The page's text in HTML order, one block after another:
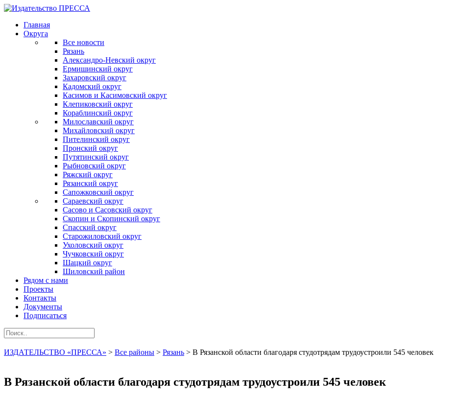
Главная
Округа
Все новости
Рязань
Александро-Невский округ
Ермишинский округ
Захаровский округ
Кадомский округ
Касимов и Касимовский округ
Клепиковский округ
Кораблинский округ
Милославский округ
Михайловский округ
Пителинский округ
Пронский округ
Путятинский округ
Рыбновский округ
Ряжский округ
Рязанский округ
Сапожковский округ
Сараевский округ
Сасово и Сасовский округ
Скопин и Скопинский округ
Спасский округ
Старожиловский округ
Ухоловский округ
Чучковский округ
Шацкий округ
Шиловский район
Рядом с нами
Проекты
Контакты
Документы
Подписаться
ИЗДАТЕЛЬСТВО «ПРЕССА» > Все районы > Рязань > В Рязанской области благодаря студотрядам трудоустроили 545 человек
В Рязанской области благодаря студотрядам трудоустроили 545 человек